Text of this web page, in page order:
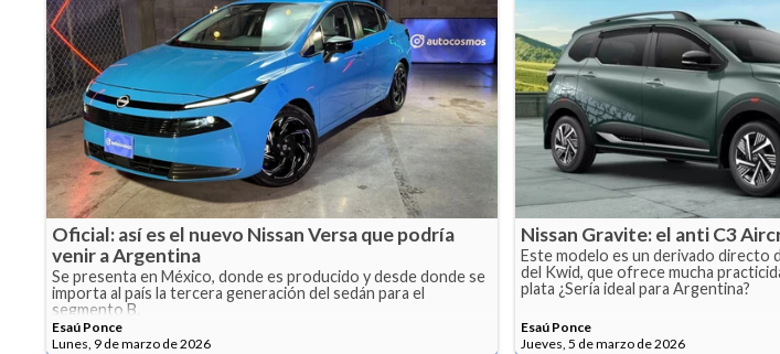
Oficial: así es el nuevo Nissan Versa que podría
venir a Argentina
Se presenta en México, donde es producido y desde donde se
importa al país la tercera generación del sedán para el
segmento B.
Esaú Ponce
Lunes, 9 de marzo de 2026
Nissan Gravite: el anti C3
Este modelo es un derivado directo
del Kwid, que ofrece mucha
plata ¿Sería ideal para Argentina?
Esaú Ponce
Jueves, 5 de marzo de 2026